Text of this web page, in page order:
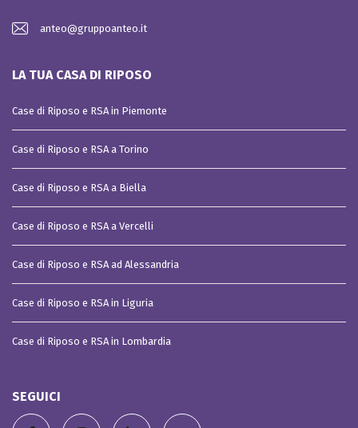
anteo@gruppoanteo.it
LA TUA CASA DI RIPOSO
Case di Riposo e RSA in Piemonte
Case di Riposo e RSA a Torino
Case di Riposo e RSA a Biella
Case di Riposo e RSA a Vercelli
Case di Riposo e RSA ad Alessandria
Case di Riposo e RSA in Liguria
Case di Riposo e RSA in Lombardia
SEGUICI